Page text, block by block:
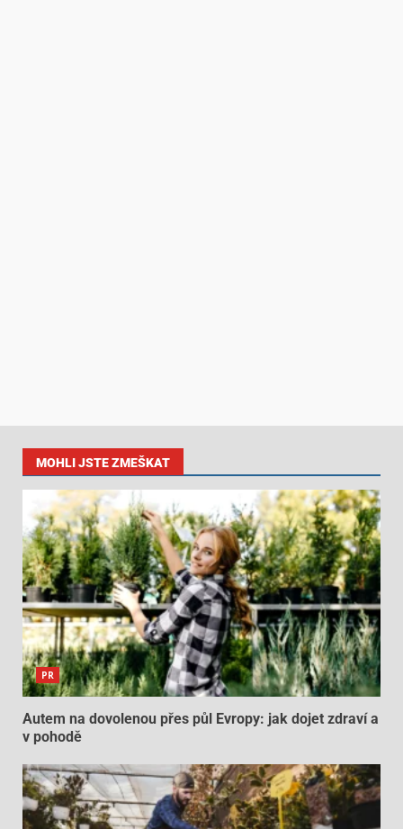
MOHLI JSTE ZMEŠKAT
PR
Autem na dovolenou přes půl Evropy: jak dojet zdraví a
v pohodě